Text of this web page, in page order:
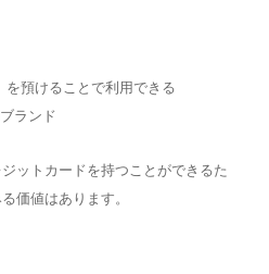
預けることで利用できる
ランド
ットカードを持つことができるた
価値はあります。